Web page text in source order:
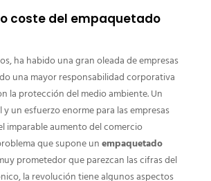
coste del empaquetado
ha habido una gran oleada de empresas
una mayor responsabilidad corporativa
la protección del medio ambiente. Un
un esfuerzo enorme para las empresas
imparable aumento del comercio
que supone unempaquetado
prometedor que parezcan las cifras del
la revolución tiene algunos aspectos